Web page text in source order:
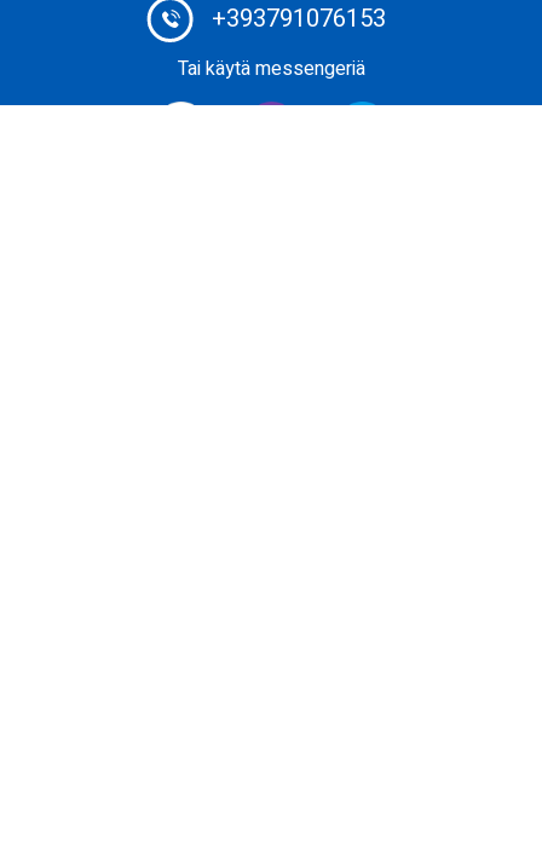
+393791076153
Tai käytä messengeriä